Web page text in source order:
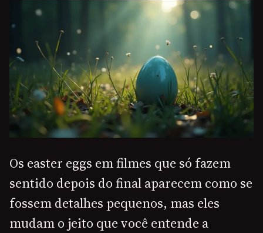
Os easter eggs em filmes que só fazem
sentido depois do final aparecem como se
fossem detalhes pequenos, mas eles
mudam o jeito que você entende a